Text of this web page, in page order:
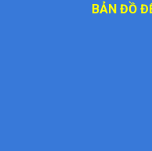
BẢN ĐỒ